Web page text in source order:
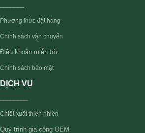
Phương thức đặt hàng
Chính sách vận chuyển
Điều khoản miễn trừ
Chính sách bảo mật
DỊCH VỤ
Chiết xuất thiên nhiên
Quy trình gia công OEM